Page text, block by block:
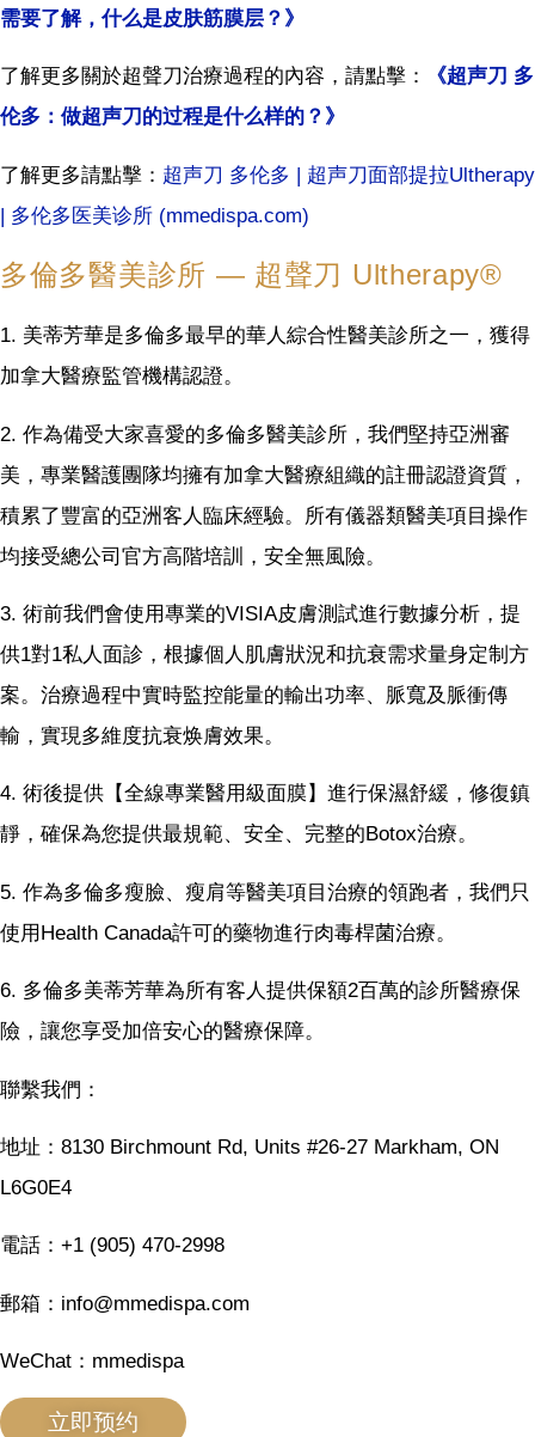
需要了解，什么是皮肤筋膜层？》
了解更多關於超聲刀治療過程的內容，請點擊：
《超声刀 多
伦多：做超声刀的过程是什么样的？》
了解更多請點擊： 超声刀 多伦多 | 超声刀面部提拉Ultherapy
| 多伦多医美诊所 (mmedispa.com)
多倫多醫美診所 — 超聲刀 Ultherapy®
1. 美蒂芳華是多倫多最早的華人綜合性醫美診所之一，獲得
加拿大醫療監管機構認證。
2. 作為備受大家喜愛的多倫多醫美診所，我們堅持亞洲審
美，專業醫護團隊均擁有加拿大醫療組織的註冊認證資質，
積累了豐富的亞洲客人臨床經驗。所有儀器類醫美項目操作
均接受總公司官方高階培訓，安全無風險。
3. 術前我們會使用專業的VISIA皮膚測試進行數據分析，提
供1對1私人面診，根據個人肌膚狀況和抗衰需求量身定制方
案。治療過程中實時監控能量的輸出功率、脈寬及脈衝傳
輸，實現多維度抗衰焕膚效果。
4. 術後提供【全線專業醫用級面膜】進行保濕舒緩，修復鎮
靜，確保為您提供最規範、安全、完整的Botox治療。
5. 作為多倫多瘦臉、瘦肩等醫美項目治療的領跑者，我們只
使用Health Canada許可的藥物進行肉毒桿菌治療。
6. 多倫多美蒂芳華為所有客人提供保額2百萬的診所醫療保
險，讓您享受加倍安心的醫療保障。
聯繫我們：
地址：8130 Birchmount Rd, Units #26-27 Markham, ON
L6G0E4
電話：+1 (905) 470-2998
郵箱：info@mmedispa.com
WeChat：mmedispa
立即预约